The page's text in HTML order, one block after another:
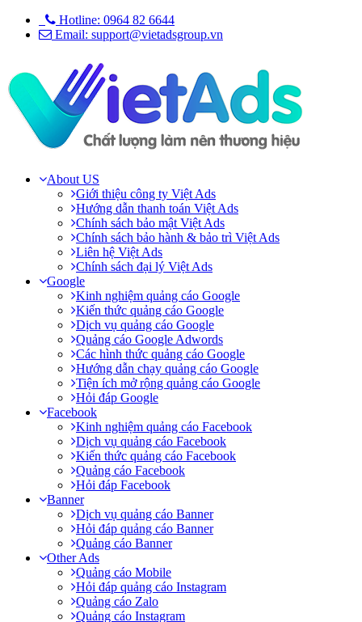
Hotline: 0964 82 6644
Email: support@vietadsgroup.vn
About US
Giới thiệu công ty Việt Ads
Hướng dẫn thanh toán Việt Ads
Chính sách bảo mật Việt Ads
Chính sách bảo hành & bảo trì Việt Ads
Liên hệ Việt Ads
Chính sách đại lý Việt Ads
Google
Kinh nghiệm quảng cáo Google
Kiến thức quảng cáo Google
Dịch vụ quảng cáo Google
Quảng cáo Google Adwords
Các hình thức quảng cáo Google
Hướng dẫn chạy quảng cáo Google
Tiện ích mở rộng quảng cáo Google
Hỏi đáp Google
Facebook
Kinh nghiệm quảng cáo Facebook
Dịch vụ quảng cáo Facebook
Kiến thức quảng cáo Facebook
Quảng cáo Facebook
Hỏi đáp Facebook
Banner
Dịch vụ quảng cáo Banner
Hỏi đáp quảng cáo Banner
Quảng cáo Banner
Other Ads
Quảng cáo Mobile
Hỏi đáp quảng cáo Instagram
Quảng cáo Zalo
Quảng cáo Instagram